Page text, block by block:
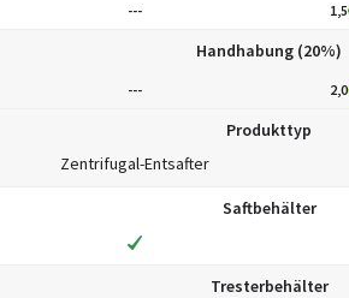
--- 1,5
Handhabung (20%)
--- 2,0
Produkttyp
Zentrifugal-Entsafter
Saftbehälter
Tresterbehälter